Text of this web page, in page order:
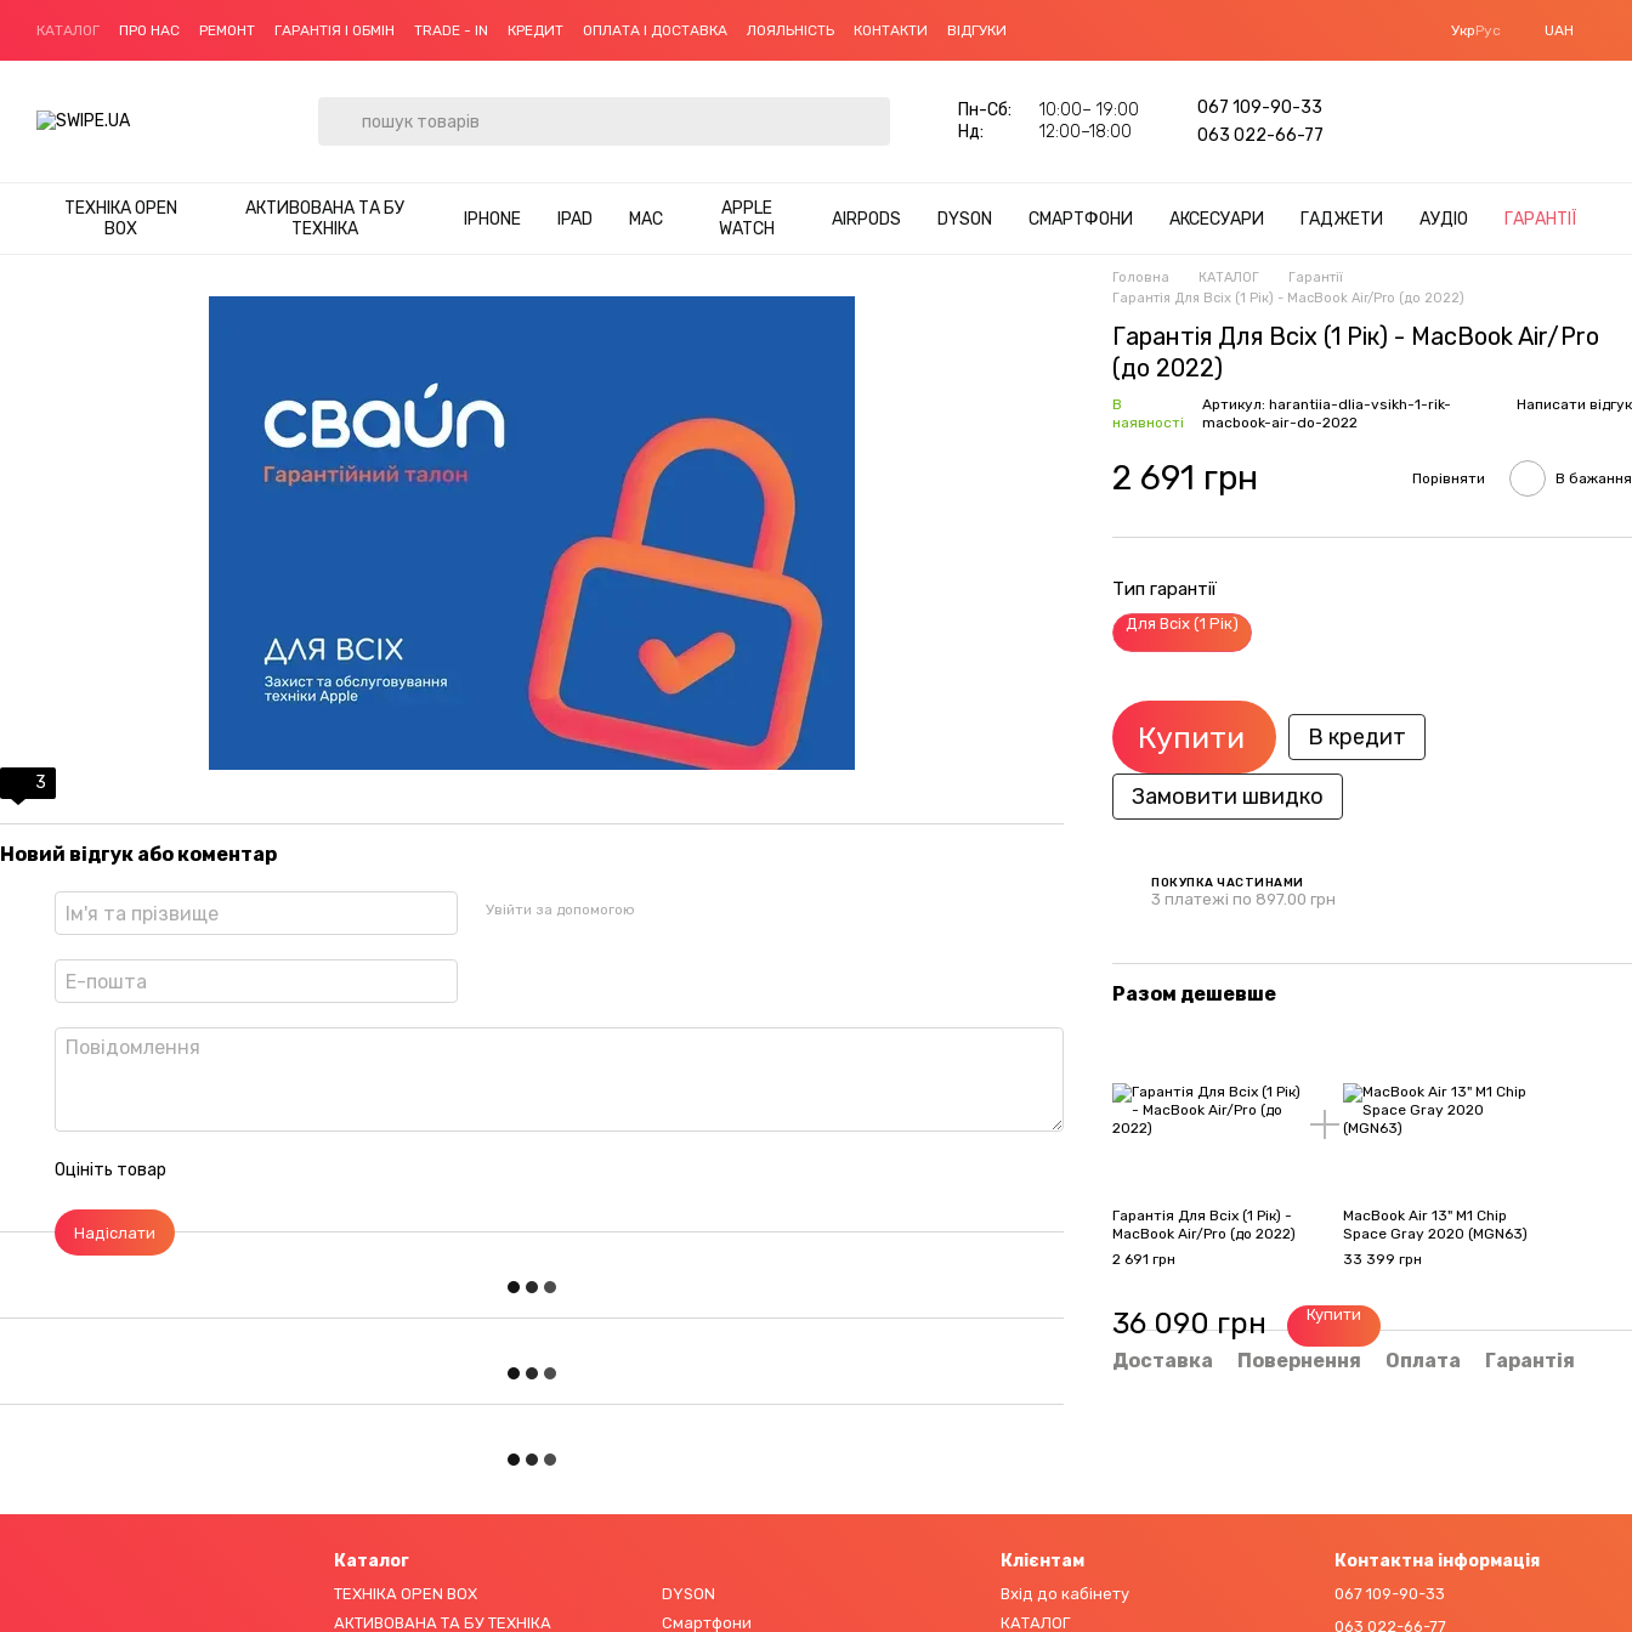
КАТАЛОГ ПРО НАС РЕМОНТ ГАРАНТІЯ І ОБМІН TRADE - IN КРЕДИТ ОПЛАТА І ДОСТАВКА ЛОЯЛЬНІСТЬ КОНТАКТИ ВІДГУКИ УкрРус UAH
Пн-Cб:
10:00– 19:00
Нд:
12:00–18:00
067 109-90-33
063 022-66-77
ТЕХНІКА OPEN
BOX
АКТИВОВАНА ТА БУ
ТЕХНІКА
IPHONE IPAD MAC
APPLE
WATCH
AIRPODS DYSON СМАРТФОНИ АКСЕСУАРИ ГАДЖЕТИ АУДІО ГАРАНТІЇ
3
Новий відгук або коментар
Увійти за допомогою
Оцініть товар
Надіслати
Головна КАТАЛОГ
Гарантії
Гарантія Для Всіх (1 Рік) - MacBook Air/Pro (до 2022)
Гарантія Для Всіх (1 Рік) - MacBook Air/Pro
(до 2022)
В
наявності
Артикул: harantiia-dlia-vsikh-1-rik-
macbook-air-do-2022
Написати відгук
2 691 грн Порівняти В бажання
Тип гарантії
Для Всіх (1 Рік)
Купити В кредит
Замовити швидко
ПОКУПКА ЧАСТИНАМИ
3 платежі по 897.00 грн
Разом дешевше
Гарантія Для Всіх (1 Рік) -
MacBook Air/Pro (до 2022)
2 691 грн
MacBook Air 13" M1 Chip
Space Gray 2020 (MGN63)
33 399 грн
36 090 грн Купити
Доставка Повернення Оплата Гарантія
Каталог
ТЕХНІКА OPEN BOX
АКТИВОВАНА ТА БУ ТЕХНІКА
DYSON
Смартфони
Клієнтам
Вхід до кабінету
КАТАЛОГ
Контактна інформація
067 109-90-33
063 022-66-77